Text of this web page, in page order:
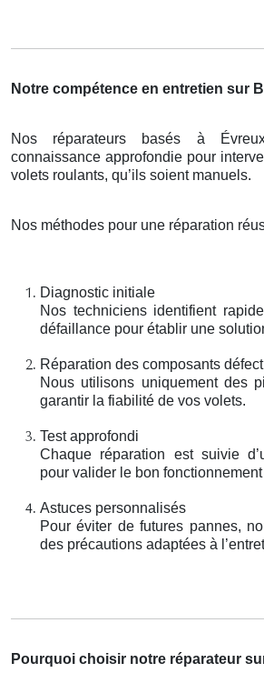
Notre compétence en entretien sur
Nos réparateurs basés à
connaissance approfondie pour
volets roulants, qu’ils soient manuels.
Nos méthodes pour une réparation
Diagnostic initiale
Nos techniciens identifient
défaillance pour établir une
Réparation des composants
Nous utilisons uniquement des
garantir la fiabilité de vos volets.
Test approfondi
Chaque réparation est suivie
pour valider le bon
Astuces personnalisés
Pour éviter de futures pannes,
des précautions adaptées à
Pourquoi choisir notre réparateur